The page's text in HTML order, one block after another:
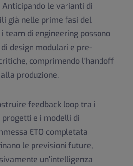
Anticipando le varianti di
già nelle prime fasi del
team di engineering possono
design modulari e pre-
comprimendo l'handoff
produzione.
feedback loop tra i
e i modelli di
ETO completata
le previsioni future,
un'intelligenza